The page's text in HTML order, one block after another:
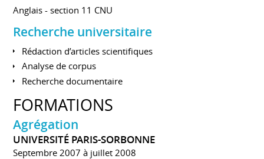
Anglais - section 11 CNU
Recherche universitaire
Rédaction d’articles scientifiques
Analyse de corpus
Recherche documentaire
FORMATIONS
Agrégation
UNIVERSITÉ PARIS-SORBONNE
Septembre 2007 à juillet 2008